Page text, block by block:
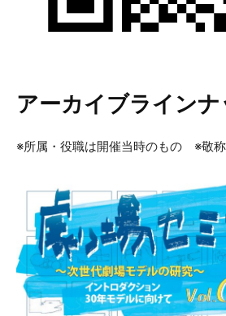
アーカイブライン
※所属・役職は開催当時のもの ※敬